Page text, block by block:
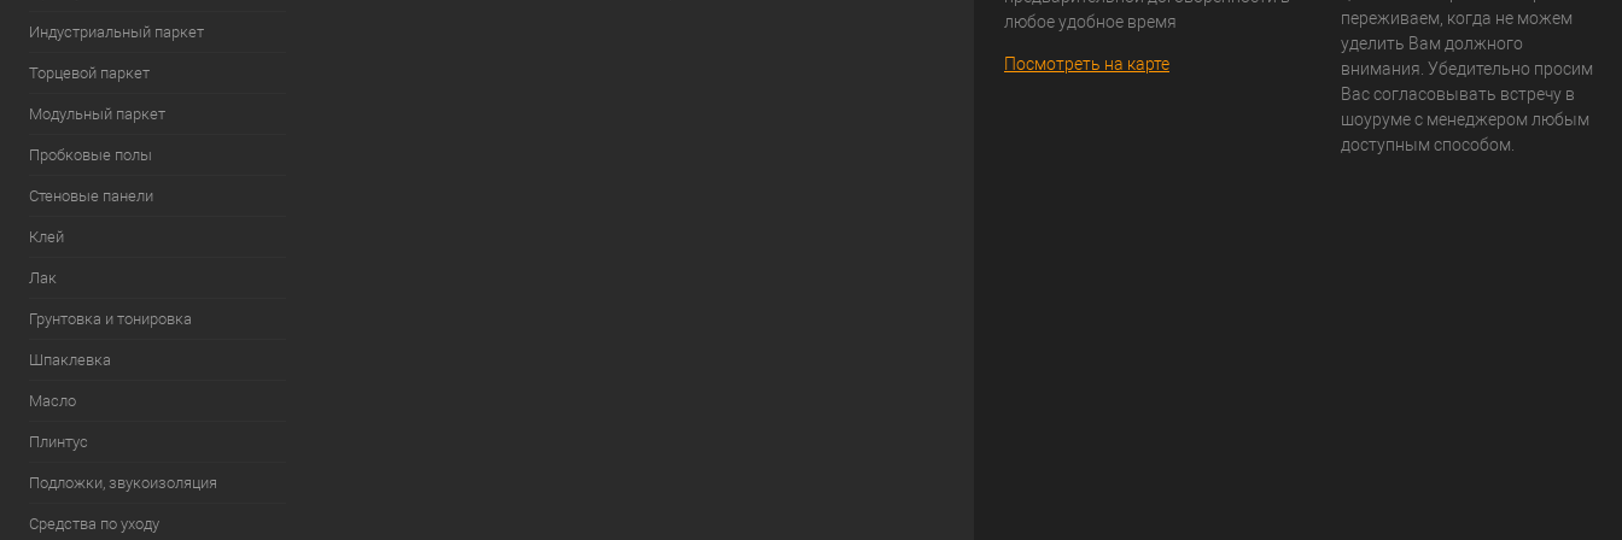
Индустриальный паркет
Торцевой паркет
Модульный паркет
Пробковые полы
Стеновые панели
Клей
Лак
Грунтовка и тонировка
Шпаклевка
Масло
Плинтус
Подложки, звукоизоляция
Средства по уходу
любое удобное время
Посмотреть на карте
переживаем, когда не можем
уделить Вам должного
внимания. Убедительно просим
Вас согласовывать встречу в
шоуруме с менеджером любым
доступным способом.